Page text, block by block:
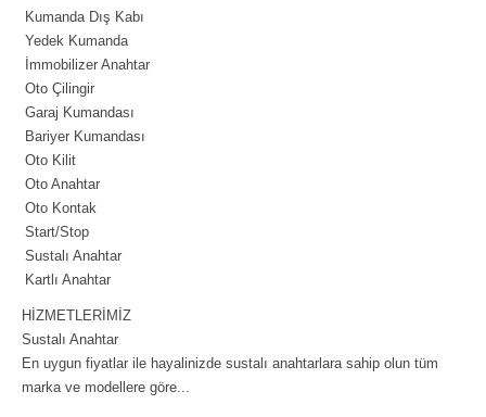
Kumanda Dış Kabı
Yedek Kumanda
İmmobilizer Anahtar
Oto Çilingir
Garaj Kumandası
Bariyer Kumandası
Oto Kilit
Oto Anahtar
Oto Kontak
Start/Stop
Sustalı Anahtar
Kartlı Anahtar
HİZMETLERİMİZ
Sustalı Anahtar
En uygun fiyatlar ile hayalinizde sustalı anahtarlara sahip olun tüm
marka ve modellere göre...